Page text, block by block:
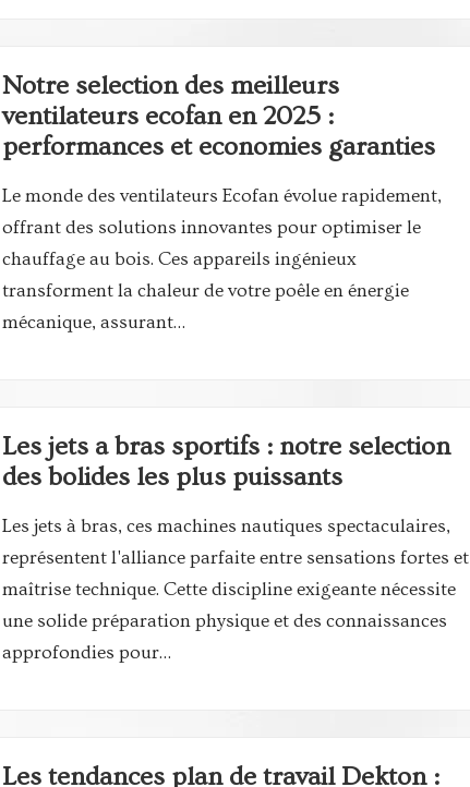
Notre selection des meilleurs
ventilateurs ecofan en 2025 :
performances et economies garanties
Le monde des ventilateurs Ecofan évolue rapidement,
offrant des solutions innovantes pour optimiser le
chauffage au bois. Ces appareils ingénieux
transforment la chaleur de votre poêle en énergie
mécanique, assurant…
Les jets a bras sportifs : notre selection
des bolides les plus puissants
Les jets à bras, ces machines nautiques spectaculaires,
représentent l'alliance parfaite entre sensations fortes et
maîtrise technique. Cette discipline exigeante nécessite
une solide préparation physique et des connaissances
approfondies pour…
Les tendances plan de travail Dekton :